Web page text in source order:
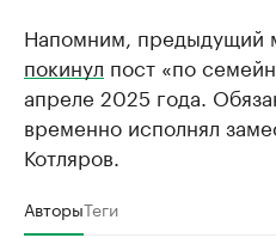
Напомним, предыдущий
покинул пост «по
апреле 2025 года.
временно исполнял
Котляров.
АвторыТеги